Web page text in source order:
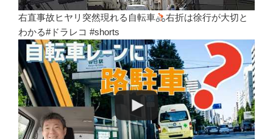
右直事故ヒヤリ突然現れる自転車
右折は徐行が大切と
わかる#ドラレコ #shorts